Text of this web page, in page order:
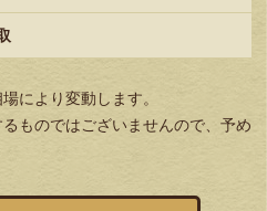
により変動します。
ものではございませんので、予め